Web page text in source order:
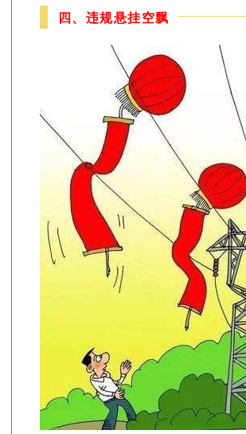
四、违规悬挂空飘